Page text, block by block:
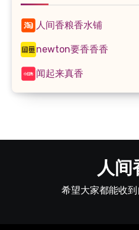
人间香粮香水铺
newton要香香香
闻起来真香
人间
希望大家都能收